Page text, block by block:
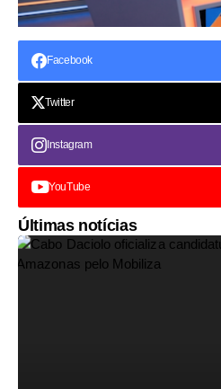
Facebook
Twitter
Instagram
YouTube
Últimas notícias